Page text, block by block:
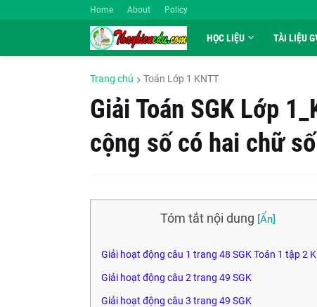
Home About Policy
HỌC LIỆU TÀI LIỆU
Trang chủ Toán Lớp 1 KNTT
Giải Toán SGK Lớp
cộng số có hai chữ
Tóm tắt nội dung
Giải hoạt động câu 1 trang 48 SGK Toán 1 tập 2
Giải hoạt động câu 2 trang 49 SGK
Giải hoạt động câu 3 trang 49 SGK